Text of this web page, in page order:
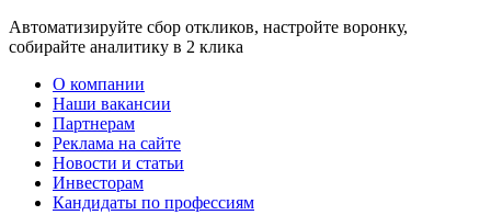
Автоматизируйте сбор откликов, настройте воронку,
собирайте аналитику в 2 клика
О компании
Наши вакансии
Партнерам
Реклама на сайте
Новости и статьи
Инвесторам
Кандидаты по профессиям